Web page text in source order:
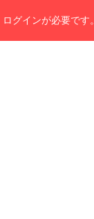
グインが必要です。